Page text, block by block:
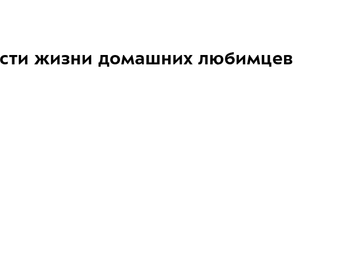
жизни домашних любимцев